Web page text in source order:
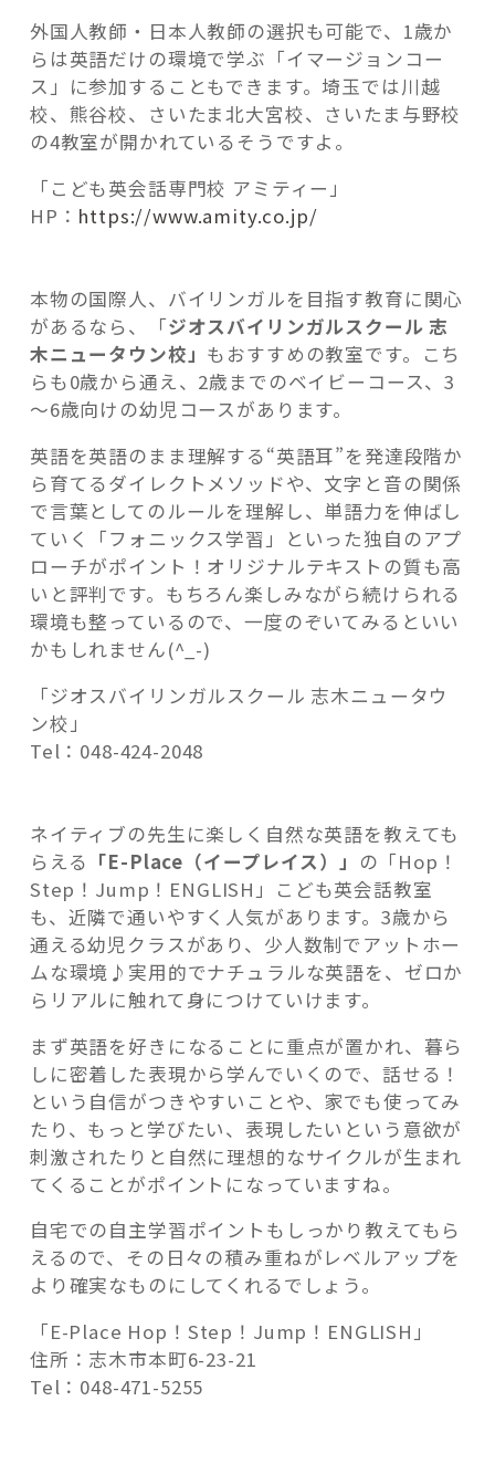
外国人教師・日本人教師の選択も可能で、1歳か
らは英語だけの環境で学ぶ「イマージョンコー
ス」に参加することもできます。埼玉では川越
校、熊谷校、さいたま北大宮校、さいたま与野校
の4教室が開かれているそうですよ。
「こども英会話専門校 アミティー」
HP： https://www.amity.co.jp/
本物の国際人、バイリンガルを目指す教育に関心
があるなら、「ジオスバイリンガルスクール 志
木ニュータウン校」 もおすすめの教室です。こち
らも0歳から通え、2歳までのベイビーコース、3
～6歳向けの幼児コースがあります。
英語を英語のまま理解する“英語耳”を発達段階か
ら育てるダイレクトメソッドや、文字と音の関係
で言葉としてのルールを理解し、単語力を伸ばし
ていく「フォニックス学習」といった独自のアプ
ローチがポイント！オリジナルテキストの質も高
いと評判です。もちろん楽しみながら続けられる
環境も整っているので、一度のぞいてみるといい
かもしれません(^_-)
「ジオスバイリンガルスクール 志木ニュータウ
ン校」
Tel：048-424-2048
ネイティブの先生に楽しく自然な英語を教えても
らえる 「E-Place（イープレイス）」 の「Hop！
Step！Jump！ENGLISH」こども英会話教室
も、近隣で通いやすく人気があります。3歳から
通える幼児クラスがあり、少人数制でアットホー
ムな環境♪実用的でナチュラルな英語を、ゼロか
らリアルに触れて身につけていけます。
まず英語を好きになることに重点が置かれ、暮ら
しに密着した表現から学んでいくので、話せる！
という自信がつきやすいことや、家でも使ってみ
たり、もっと学びたい、表現したいという意欲が
刺激されたりと自然に理想的なサイクルが生まれ
てくることがポイントになっていますね。
自宅での自主学習ポイントもしっかり教えてもら
えるので、その日々の積み重ねがレベルアップを
より確実なものにしてくれるでしょう。
「E-Place Hop！Step！Jump！ENGLISH」
住所：志木市本町6-23-21
Tel：048-471-5255